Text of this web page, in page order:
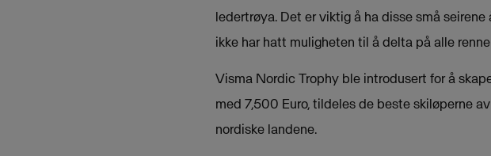
ledertrøya. Det er viktig å ha disse små
ikke har hatt muligheten til å delta på alle
Visma Nordic Trophy ble introdusert for å
med 7,500 Euro, tildeles de beste skiløperne
nordiske landene.